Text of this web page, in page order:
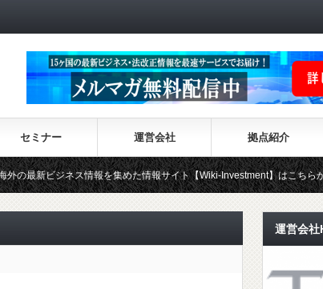
セミナー 運営会社 拠点紹介
情報を集めた情報サイト【Wiki-Investment】はこちらから！！
運営会社